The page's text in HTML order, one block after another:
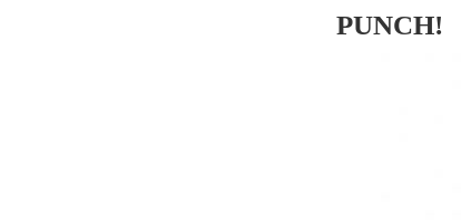
PUNCH!